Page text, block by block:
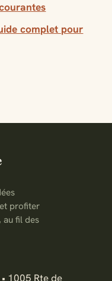
complet pour
profiter
au fil des
• 1005 Rte de